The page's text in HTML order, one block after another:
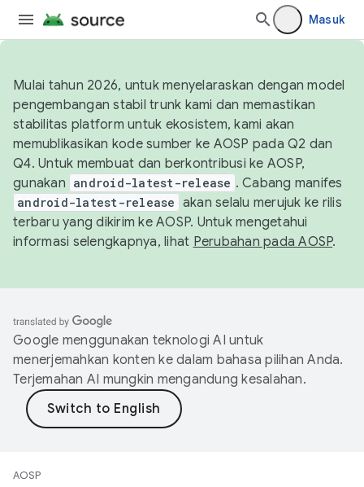
Masuk
Mulai tahun 2026, untuk menyelaraskan dengan model
pengembangan stabil trunk kami dan memastikan
stabilitas platform untuk ekosistem, kami akan
memublikasikan kode sumber ke AOSP pada Q2 dan
Q4. Untuk membuat dan berkontribusi ke AOSP,
gunakan android-latest-release . Cabang manifes
android-latest-release akan selalu merujuk ke rilis
terbaru yang dikirim ke AOSP. Untuk mengetahui
informasi selengkapnya, lihat Perubahan pada AOSP.
Google menggunakan teknologi AI untuk
menerjemahkan konten ke dalam bahasa pilihan Anda.
Terjemahan AI mungkin mengandung kesalahan.
AOSP